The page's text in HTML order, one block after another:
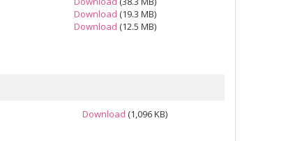
Download (19.3 MB)
Download (12.5 MB)
Download (1,096 KB)